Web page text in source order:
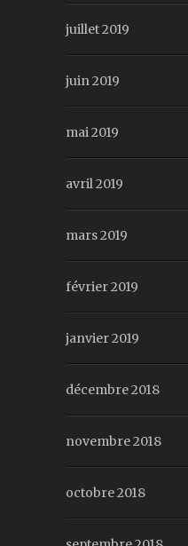
juillet 2019
juin 2019
mai 2019
avril 2019
mars 2019
février 2019
janvier 2019
décembre 2018
novembre 2018
octobre 2018